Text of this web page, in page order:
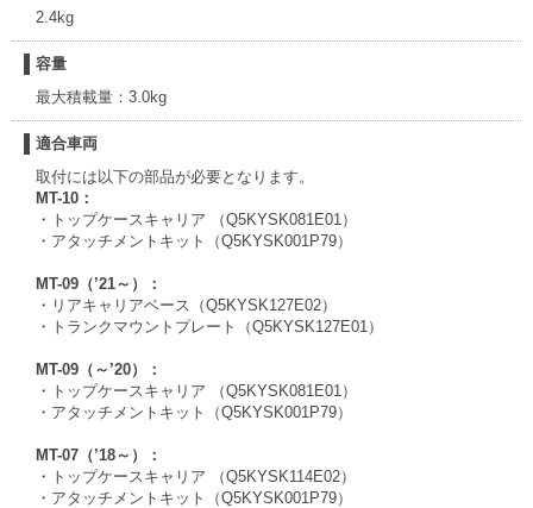
2.4kg
容量
最大積載量：3.0kg
適合車両
取付には以下の部品が必要となります。
MT-10：
・トップケースキャリア （Q5KYSK081E01）
・アタッチメントキット（Q5KYSK001P79）
MT-09（’21～）：
・リアキャリアベース（Q5KYSK127E02）
・トランクマウントプレート（Q5KYSK127E01）
MT-09（～’20）：
・トップケースキャリア （Q5KYSK081E01）
・アタッチメントキット（Q5KYSK001P79）
MT-07（’18～）：
・トップケースキャリア （Q5KYSK114E02）
・アタッチメントキット（Q5KYSK001P79）